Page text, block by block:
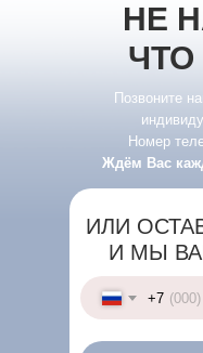
НЕ
ЧТО
Позвоните
Номер
Ждём Вас
ИЛИ
И МЫ
+7